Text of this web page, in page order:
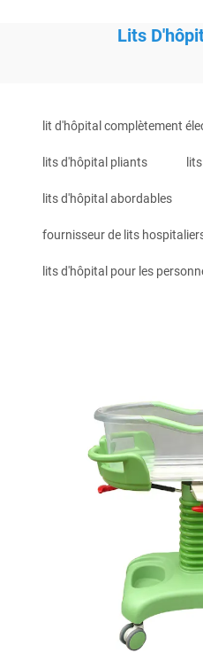
Lits
lit d'hôpital complètement
lits d'hôpital pliants
lits d'hôpital abordables
fournisseur de lits
lits d'hôpital pour les